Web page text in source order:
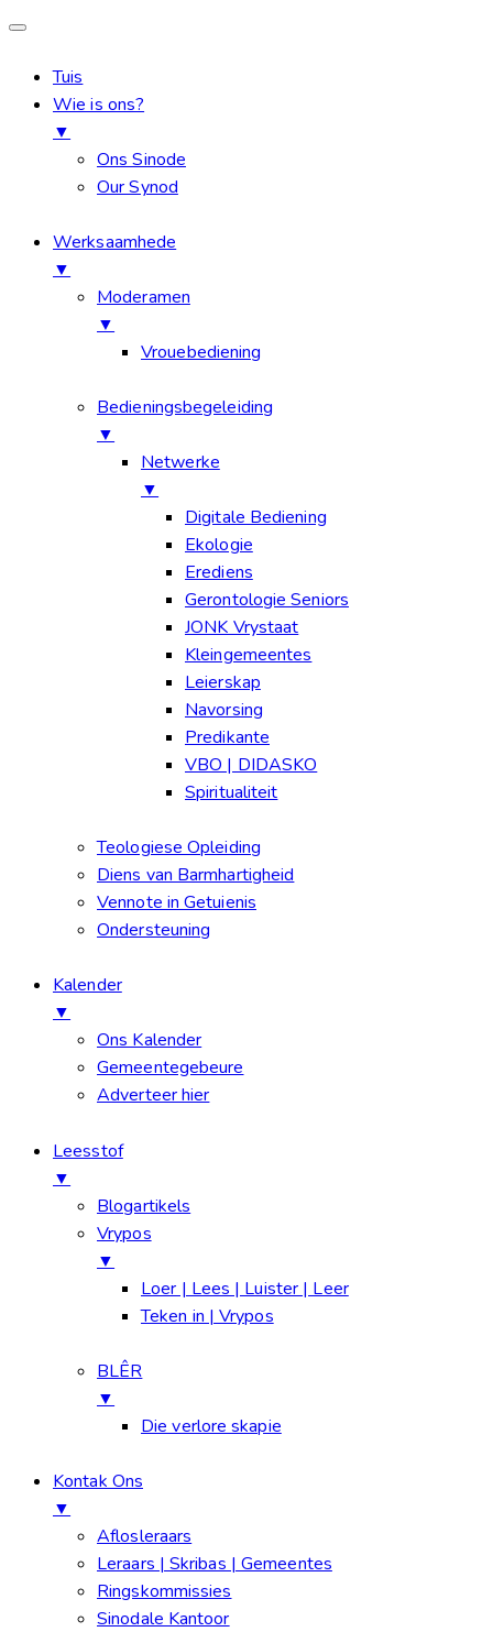
Tuis
Wie is ons?
▼
Ons Sinode
Our Synod
Werksaamhede
▼
Moderamen
▼
Vrouebediening
Bedieningsbegeleiding
▼
Netwerke
▼
Digitale Bediening
Ekologie
Erediens
Gerontologie Seniors
JONK Vrystaat
Kleingemeentes
Leierskap
Navorsing
Predikante
VBO | DIDASKO
Spiritualiteit
Teologiese Opleiding
Diens van Barmhartigheid
Vennote in Getuienis
Ondersteuning
Kalender
▼
Ons Kalender
Gemeentegebeure
Adverteer hier
Leesstof
▼
Blogartikels
Vrypos
▼
Loer | Lees | Luister | Leer
Teken in | Vrypos
BLÊR
▼
Die verlore skapie
Kontak Ons
▼
Aflosleraars
Leraars | Skribas | Gemeentes
Ringskommissies
Sinodale Kantoor